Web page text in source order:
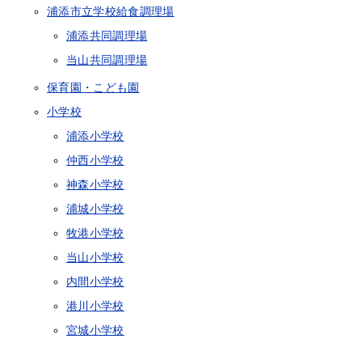
浦添市立学校給食調理場
浦添共同調理場
当山共同調理場
保育園・こども園
小学校
浦添小学校
仲西小学校
神森小学校
浦城小学校
牧港小学校
当山小学校
内間小学校
港川小学校
宮城小学校